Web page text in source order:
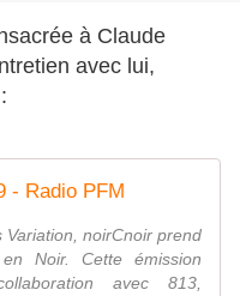
à Claude
avec lui,
- Radio PFM
noirCnoir prend
Noir. Cette émission
avec 813,